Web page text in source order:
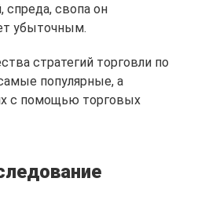
свопа он
убыточным.
стратегий торговли по
популярные, а
с помощью торговых